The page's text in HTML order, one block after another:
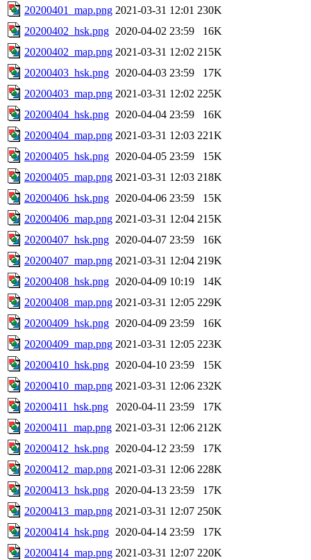
20200401_map.png 2021-03-31 12:01 230K
20200402_hsk.png 2020-04-02 23:59
16K
20200402_map.png 2021-03-31 12:02 215K
20200403_hsk.png 2020-04-03 23:59
17K
20200403_map.png 2021-03-31 12:02 225K
20200404_hsk.png 2020-04-04 23:59
16K
20200404_map.png 2021-03-31 12:03 221K
20200405_hsk.png 2020-04-05 23:59
15K
20200405_map.png 2021-03-31 12:03 218K
20200406_hsk.png 2020-04-06 23:59
15K
20200406_map.png 2021-03-31 12:04 215K
20200407_hsk.png 2020-04-07 23:59
16K
20200407_map.png 2021-03-31 12:04 219K
20200408_hsk.png 2020-04-09 10:19
14K
20200408_map.png 2021-03-31 12:05 229K
20200409_hsk.png 2020-04-09 23:59
16K
20200409_map.png 2021-03-31 12:05 223K
20200410_hsk.png 2020-04-10 23:59
15K
20200410_map.png 2021-03-31 12:06 232K
20200411_hsk.png
2020-04-11 23:59
17K
20200411_map.png 2021-03-31 12:06 212K
20200412_hsk.png 2020-04-12 23:59
17K
20200412_map.png 2021-03-31 12:06 228K
20200413_hsk.png 2020-04-13 23:59
17K
20200413_map.png 2021-03-31 12:07 250K
20200414_hsk.png 2020-04-14 23:59
17K
20200414_map.png 2021-03-31 12:07 220K